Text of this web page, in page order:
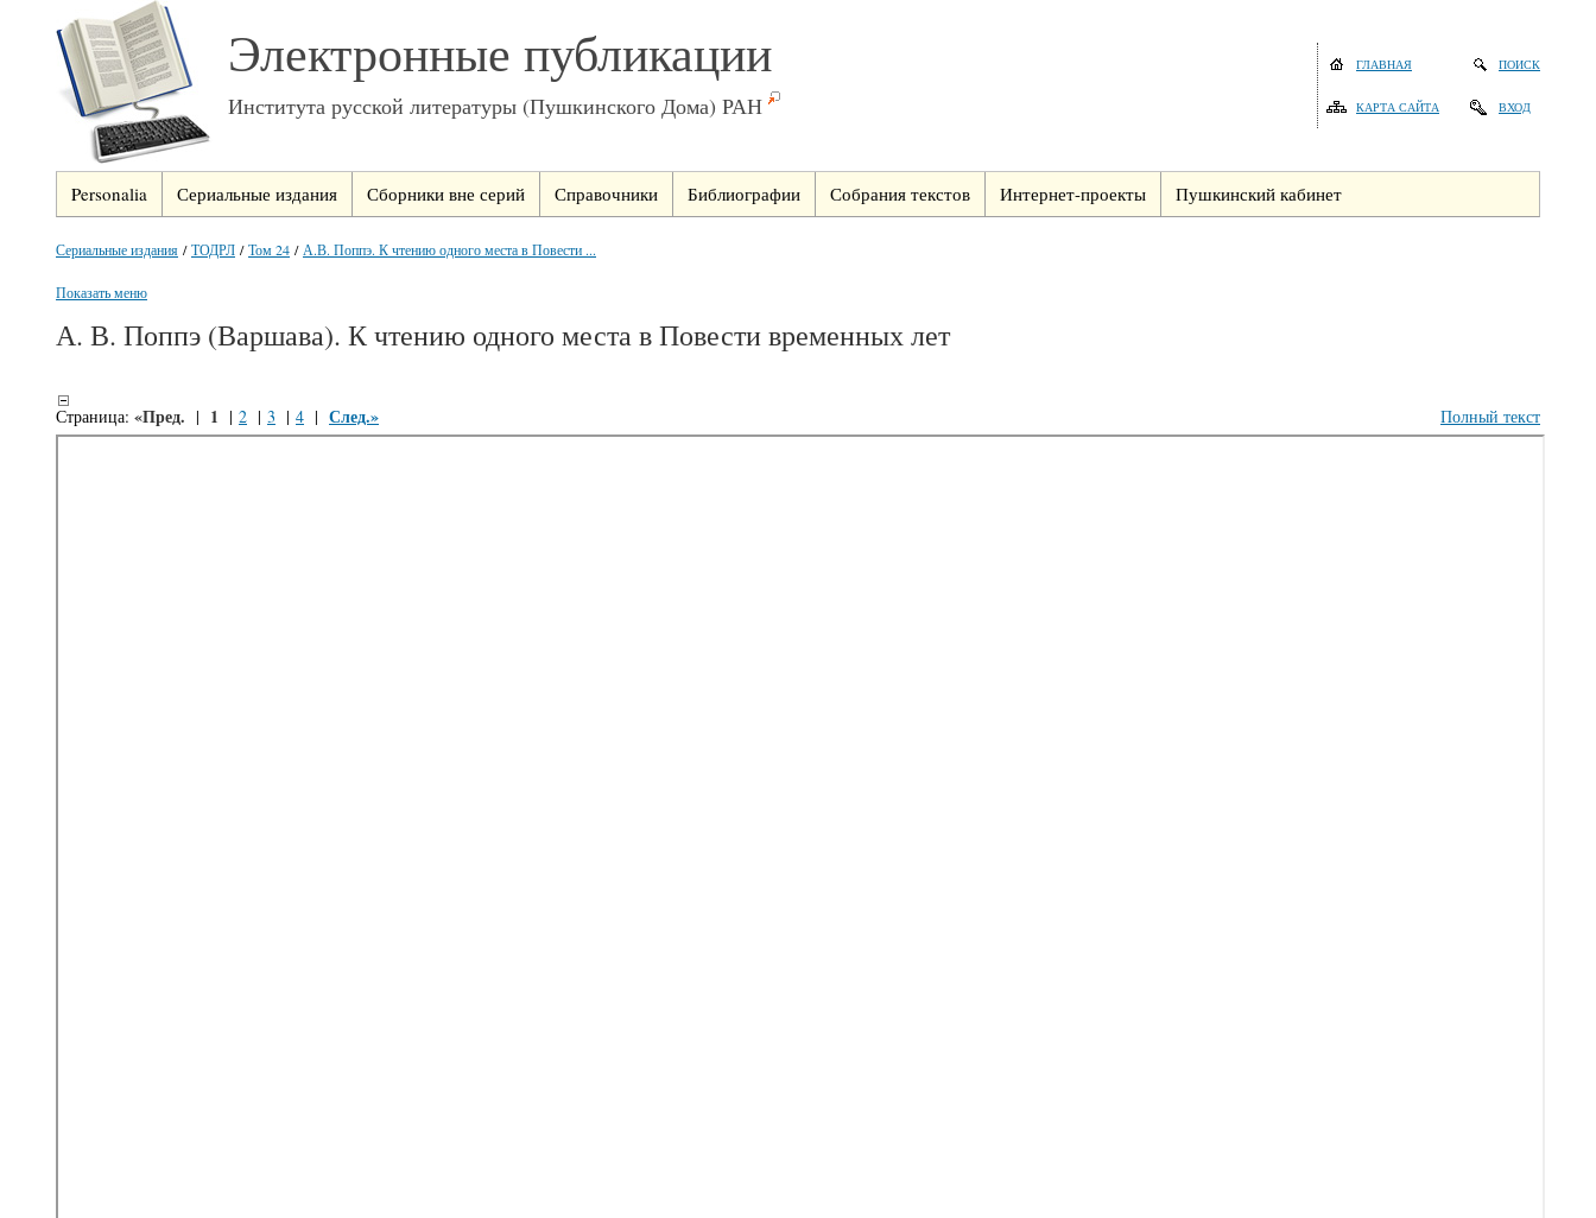
Электронные публикации
Института русской литературы (Пушкинского Дома) РАН
ГЛАВНАЯ
КАРТА САЙТА
ПОИСК
ВХОД
Personalia Сериальные издания Сборники вне серий Справочники Библиографии Собрания текстов Интернет-проекты Пушкинский кабинет
Сериальные издания /ТОДРЛ /Том 24 / А.В. Поппэ. К чтению одного места в Повести ...
Показать меню
А. В. Поппэ (Варшава). К чтению одного места в Повести временных лет
Страница: «Пред. | 1 | 2 | 3 | 4 | След.» Полный текст